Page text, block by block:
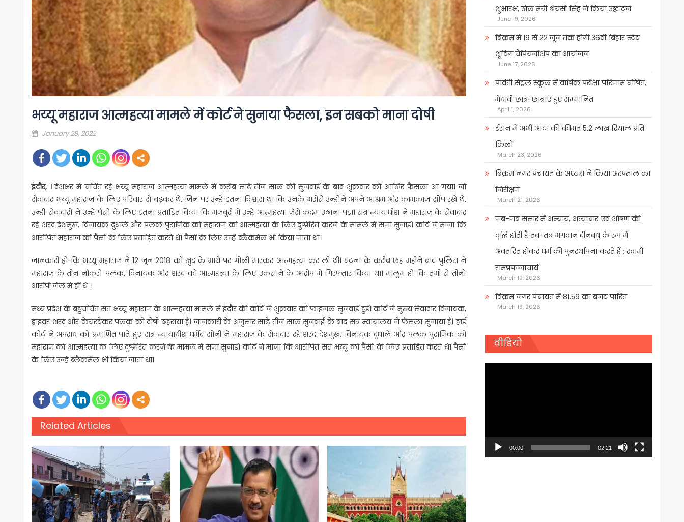
भय्यू महाराज आत्महत्या मामले में कोर्ट ने सुनाया फैसला, इन सबको माना दोषी
Posted
January 28, 2022
इंदौर, ।देशभर में चर्चित रहे भय्यू महाराज आत्महत्या मामले में करीब साढ़े तीन साल की सुनवाई के बाद शुक्रवार को आखिर फैसला आ गया। जो
सेवादार भय्यू महाराज के लिए परिवार से बढ़कर थे, जिन पर उन्हें इतना विश्वास था कि उनके भरोसे उन्होंने अपने आश्रम और कामकाज सौंप रखे थे,
उन्हीं सेवादारों ने उन्हें पैसों के लिए इतना प्रताड़ित किया कि मजबूरी में उन्हें आत्महत्या जैसे कदम उठाना पड़ा। सत्र न्यायाधीश ने महाराज के सेवादार
रहे शरद देशमुख, विनायक दुधाले और पलक पुराणिक को महाराज को आत्महत्या के लिए दुष्प्रेरित करने के मामले में सजा सुनाई। कोर्ट ने माना कि
आरोपित महाराज को पैसों के लिए प्रताड़ित करते थे। पैसों के लिए उन्हें ब्लैकमेल भी किया जाता था।
जानकारी हो कि भय्यू महाराज ने 12 जून 2018 को खुद के माथे पर गोली मारकर आत्महत्या कर ली थी। घटना के करीब छह महीने बाद पुलिस ने
महाराज के तीन नौकरों पलक, विनायक और शरद को आत्महत्या के लिए उकसाने के आरोप में गिरफ्तार किया था। मालूम हो कि तभी से तीनों
आरोपी जेल में हीं थे ।
मध्य प्रदेश के बहुचर्चित संत भय्यू महाराज के आत्महत्या मामले में इंदौर की कोर्ट ने शुक्रवार को फाइनल सुनवाई हुई। कोर्ट ने मुख्य सेवादार विनायक,
ड्राइवर शरद और केयरटेकर पलक को दोषी ठहराया है। जानकारी के अनुसार साढ़े तीन साल सुनवाई के बाद सत्र न्यायालय ने फैसला सुनाया है। हाई
कोर्ट ने अपराध को प्रमाणित पाते हुए सत्र न्यायाधीश धर्मेंद्र सोनी ने महाराज के सेवादार रहे शरद देशमुख, विनायक दुधाले और पलक पुराणिक को
महाराज को आत्महत्या के लिए दुष्प्रेरित करने के मामले में सजा सुनाई। कोर्ट ने माना कि आरोपित संत भय्यू को पैसों के लिए प्रताड़ित करते थे। पैसों
के लिए उन्हें ब्लैकमेल भी किया जाता था।
Related Articles
शुभारंभ, खेल मंत्री श्रेयसी सिंह ने किया उद्घाटन
June 19, 2026
बिक्रम में 19 से 22 जून तक होगी 36वीं बिहार स्टेट
शूटिंग चैंपियनशिप का आयोजन
June 17, 2026
पार्वती सेंट्रल स्कूल में वार्षिक परीक्षा परिणाम घोषित,
मेधावी छात्र-छात्राएं हुए सम्मानित
April 1, 2026
ईरान में अभी आटा की कीमत 5.2 लाख रियाल प्रति
किलो
March 23, 2026
बिक्रम नगर पंचायत के अध्यक्ष ने किया अस्पताल का
निरीक्षण
March 21, 2026
जब-जब संसार में अन्याय, अत्याचार एवं शोषण की
वृद्धि होती है तब-तब भगवान दीनबंधु के रूप में
अवतरित होकर धर्म की पुनर्स्थापना करते हैं : स्वामी
रामप्रपन्नाचार्य
March 19, 2026
बिक्रम नगर पंचायत में 81.59 का बजट पारित
March 19, 2026
वीडियो
00:00 02:21